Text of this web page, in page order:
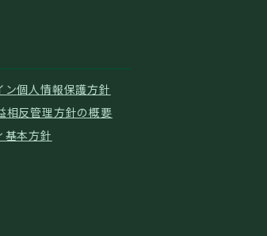
ン個人情報保護方針
相反管理方針の概要
基本方針